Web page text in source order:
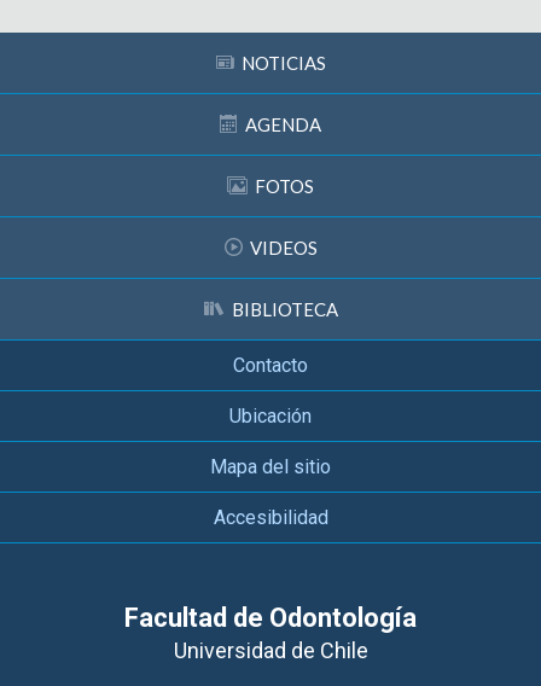
NOTICIAS
AGENDA
FOTOS
VIDEOS
BIBLIOTECA
Contacto
Ubicación
Mapa del sitio
Accesibilidad
Facultad de Odontología
Universidad de Chile